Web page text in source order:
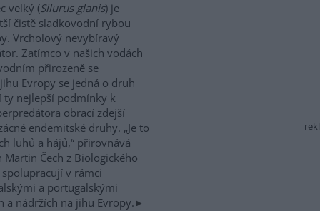
velký (Silurus glanis) je
čistě sladkovodní rybou
Vrcholový nevybíravý
Zatímco v našich vodách
přirozeně se
Evropy se jedná o druh
ty nejlepší podmínky k
obrací zdejší
endemitské druhy. „Je to
luhů a hájů,“ přirovnává
Čech z Biologického
spolupracují v rámci
a portugalskými
a nádržích na jihu Evropy.